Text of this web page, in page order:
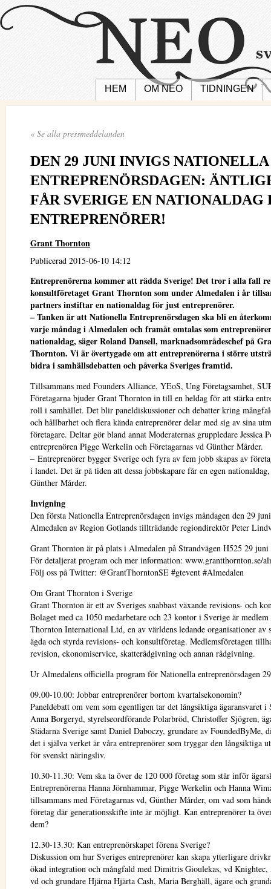
HEM OM NEO TIDNINGEN
« Se alla pressmeddelanden
DEN 29 JUNI INVIGS NATIONELLA
ENTREPRENÖRSDAGEN:
FÅR SVERIGE EN NATIONALDAG
ENTREPRENÖRER!
Grant Thornton
Publicerad 2015-06-10 14:12
Entreprenörerna kommer att rädda Sverige! Det tror i alla fall
konsultföretaget Grant Thornton som under Almedalen i år
partners instiftar en nationaldag för just entreprenörer.
– Tanken är att Nationella Entreprenörsdagen ska bli en
varje måndag i Almedalen och framåt omtalas som
nationaldag, säger Roland Dansell, marknadsområdeschef på
Thornton. Vi är övertygade om att entreprenörerna i större
bidra i samhällsdebatten och påverka Sveriges framtid.
Tillsammans med Founders Alliance, YEoS, Ung Företagsamhet,
Företagarna bjuder Grant Thornton in till en heldag för att stärka
roll i samhället. Det blir paneldiskussioner och debatter kring
och hållbarhet och flera kända entreprenörer delar med sig av sina
företagare. Deltar gör bland annat Moderaternas gruppledare Jessica
entreprenören Pigge Werkelin och Företagarnas vd Günther Mårder.
– Entreprenörer bygger Sverige och fyra av fem jobb skapas av
i landet. Det är på tiden att dessa jobbskapare får en egen nationaldag,
Günther Mårder.
Invigning
Den första Nationella Entreprenörsdagen invigs måndagen den 29
Almedalen av Region Gotlands tillträdande regiondirektör Peter
Grant Thornton är på plats i Almedalen på Strandvägen H525 29
För detaljerat program och mer information: www.grantthornton.se/
Följ oss på Twitter: @GrantThorntonSE #gtevent #Almedalen
Om Grant Thornton i Sverige
Grant Thornton är ett av Sveriges snabbast växande revisions- och
Bolaget med ca 1050 medarbetare och 23 kontor i Sverige är
Thornton International Ltd, en av världens ledande organisationer av
ägda och styrda revisions- och konsultföretag. Medlemsföretagen
revision, ekonomiservice, skatterådgivning och annan rådgivning.
Ur Almedalens officiella program för Nationella entreprenörsdagen
09.00-10.00: Jobbar entreprenörer bortom kvartalsekonomin?
Paneldebatt om vem som egentligen tar det långsiktiga ägaransvaret i
Anna Borgeryd, styrelseordförande Polarbröd, Christoffer Sjögren,
Städarna Sverige samt Daniel Daboczy, grundare av FoundedByMe,
det i själva verket är våra entreprenörer som tryggar den långsiktiga
för svenskt näringsliv.
10.30-11.30: Vem ska ta över de 120 000 företag som står inför
Entreprenörerna Hanna Jörnhammar, Pigge Werkelin och Hanna
tillsammans med Företagarnas vd, Günther Mårder, om vad som
företag där generationsskifte inte är möjligt. Kan entreprenörer ta
dem?
12.30-13.30: Kan entreprenörskapet förena Sverige?
Diskussion om hur Sveriges entreprenörer kan skapa ytterligare
ökad integration och mångfald med Dimitris Gioulekas, vd
vd och grundare Hjärna Hjärta Cash, Maria Berghäll, ägare och